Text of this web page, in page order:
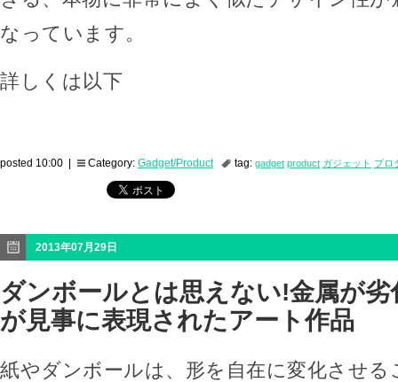
なっています。
詳しくは以下
posted 10:00 | Category: Gadget/Product tag: gadget product ガジェット プロ
2013年07月29日
ダンボールとは思えない!金属が劣
が見事に表現されたアート作品
紙やダンボールは、形を自在に変化させ